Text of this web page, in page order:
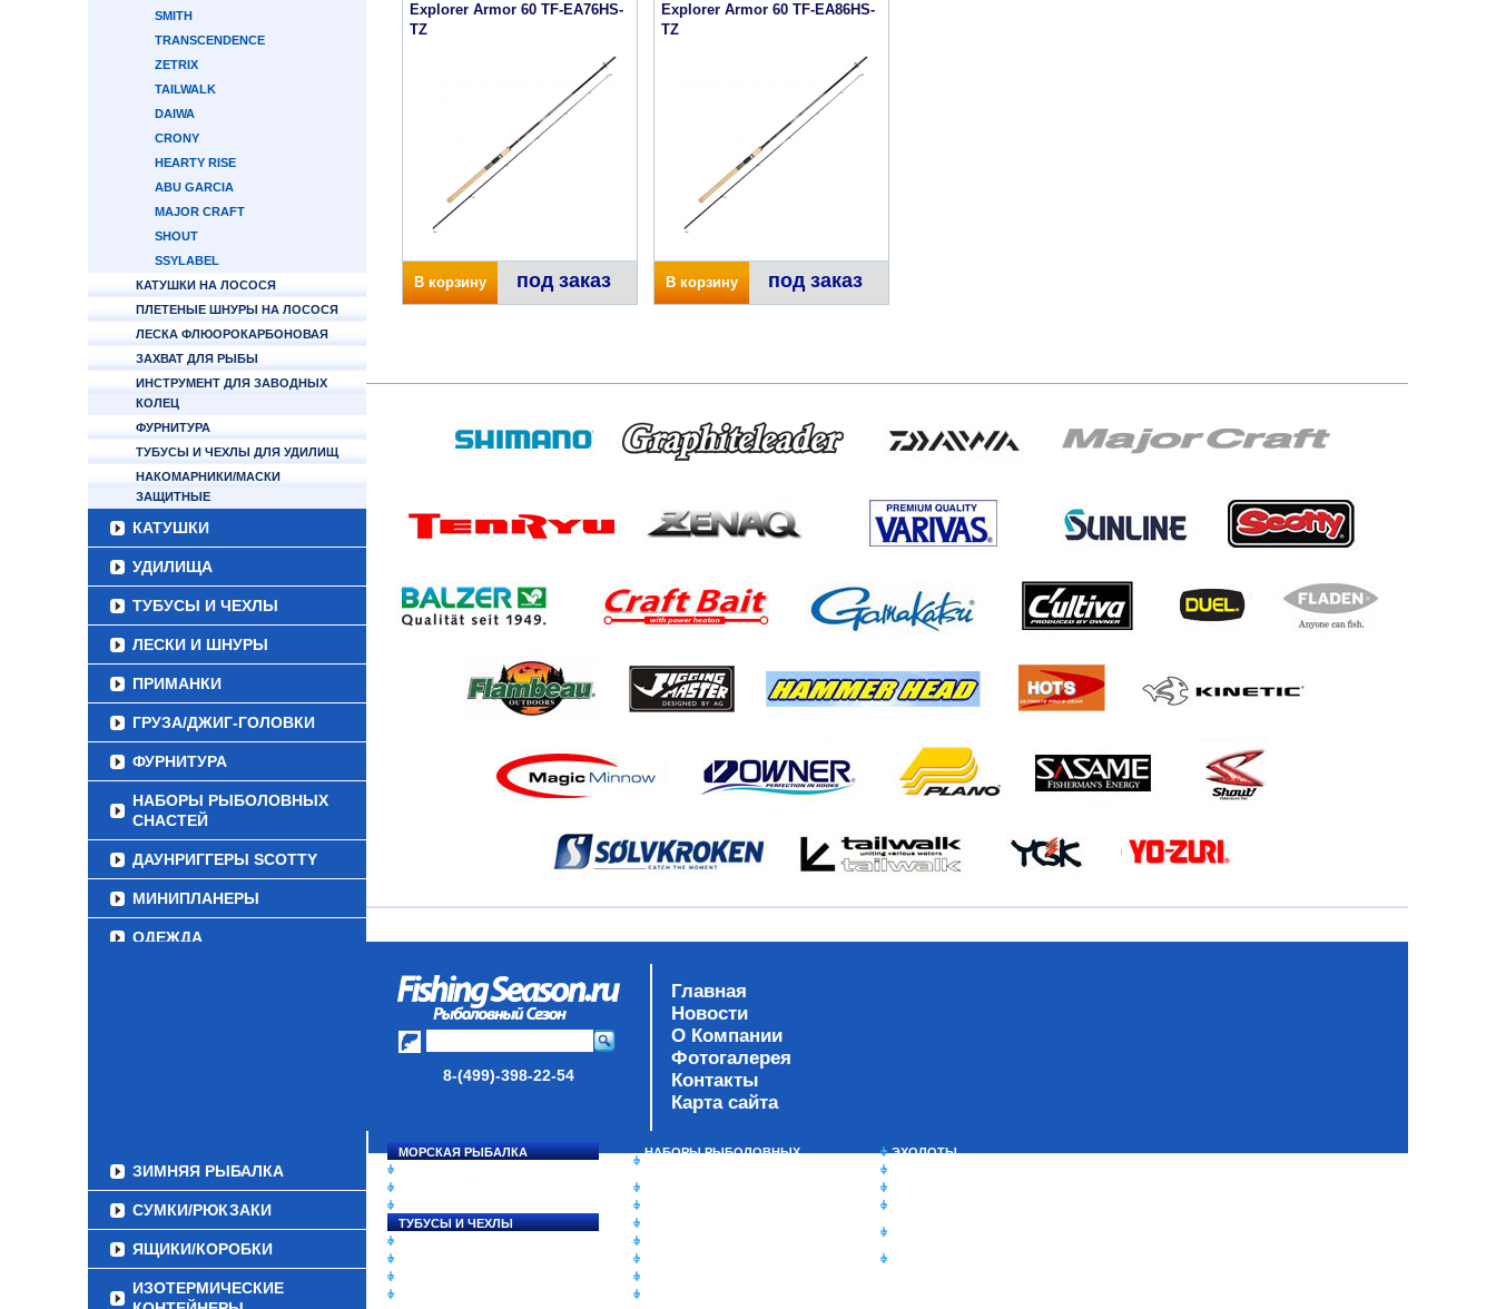
SMITH
TRANSCENDENCE
ZETRIX
TAILWALK
DAIWA
CRONY
HEARTY RISE
ABU GARCIA
MAJOR CRAFT
SHOUT
SSYLABEL
КАТУШКИ НА ЛОСОСЯ
ПЛЕТЕНЫЕ ШНУРЫ НА ЛОСОСЯ
ЛЕСКА ФЛЮОРОКАРБОНОВАЯ
ЗАХВАТ ДЛЯ РЫБЫ
ИНСТРУМЕНТ ДЛЯ ЗАВОДНЫХ
КОЛЕЦ
ФУРНИТУРА
ТУБУСЫ И ЧЕХЛЫ ДЛЯ УДИЛИЩ
НАКОМАРНИКИ/МАСКИ
ЗАЩИТНЫЕ
КАТУШКИ
УДИЛИЩА
ТУБУСЫ И ЧЕХЛЫ
ЛЕСКИ И ШНУРЫ
ПРИМАНКИ
ГРУЗА/ДЖИГ-ГОЛОВКИ
ФУРНИТУРА
НАБОРЫ РЫБОЛОВНЫХ
СНАСТЕЙ
ДАУНРИГГЕРЫ SCOTTY
МИНИПЛАНЕРЫ
ОДЕЖДА
ЗИМНЯЯ РЫБАЛКА
СУМКИ/РЮКЗАКИ
ЯЩИКИ/КОРОБКИ
ИЗОТЕРМИЧЕСКИЕ
Explorer Armor 60 TF-EA76HS-
TZ
В корзину под заказ
Explorer Armor 60 TF-EA86HS-
TZ
В корзину под заказ
8-(499)-398-22-54
Главная
Новости
О Компании
Фотогалерея
Контакты
Карта сайта
МОРСКАЯ РЫБАЛКА
ТУБУСЫ И ЧЕХЛЫ
НАБОРЫ РЫБОЛОВНЫХ
ЭХОЛОТЫ